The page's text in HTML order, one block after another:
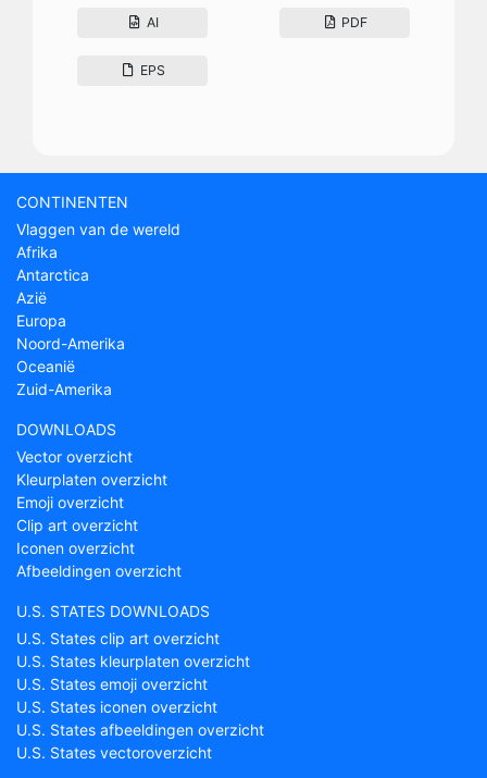
AI PDF
EPS
CONTINENTEN
Vlaggen van de wereld
Afrika
Antarctica
Azië
Europa
Noord-Amerika
Oceanië
Zuid-Amerika
DOWNLOADS
Vector overzicht
Kleurplaten overzicht
Emoji overzicht
Clip art overzicht
Iconen overzicht
Afbeeldingen overzicht
U.S. STATES DOWNLOADS
U.S. States clip art overzicht
U.S. States kleurplaten overzicht
U.S. States emoji overzicht
U.S. States iconen overzicht
U.S. States afbeeldingen overzicht
U.S. States vectoroverzicht